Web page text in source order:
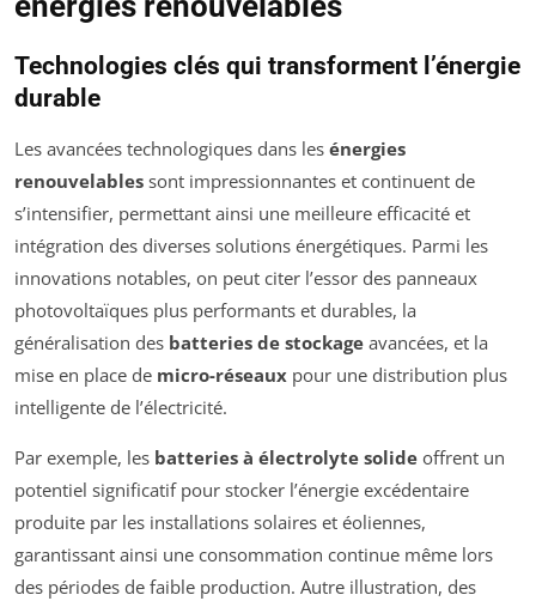
Technologies clés qui transforment l’énergie
durable
Les avancées technologiques dans les énergies
renouvelables sont impressionnantes et continuent de
s’intensifier, permettant ainsi une meilleure efficacité et
intégration des diverses solutions énergétiques. Parmi les
innovations notables, on peut citer l’essor des panneaux
photovoltaïques plus performants et durables, la
généralisation des batteries de stockage avancées, et la
mise en place de micro-réseaux pour une distribution plus
intelligente de l’électricité.
Par exemple, les batteries à électrolyte solide offrent un
potentiel significatif pour stocker l’énergie excédentaire
produite par les installations solaires et éoliennes,
garantissant ainsi une consommation continue même lors
des périodes de faible production. Autre illustration, des